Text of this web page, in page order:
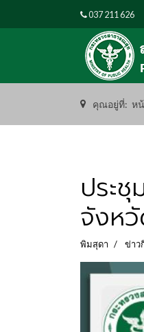
037 211 626
คุณอยู่ที่: ห
ประ
จังห
พิมสุดา ข่าว